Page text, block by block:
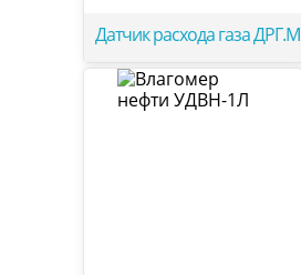
Датчик расхода газа ДРГ.М